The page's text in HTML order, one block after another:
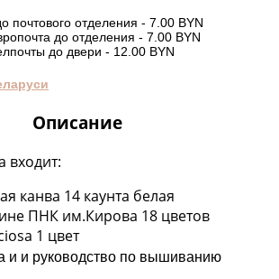
почтового отделения - 7.00 BYN
до отделения - 7.00 BYN
до двери - 12.00 BYN
Описание
входит:
канва 14 каунта белая
ПНК им.Кирова 18 цветов
1 цвет
и и руководство по вышиванию